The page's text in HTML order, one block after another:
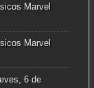
Marvel
Marvel
6 de